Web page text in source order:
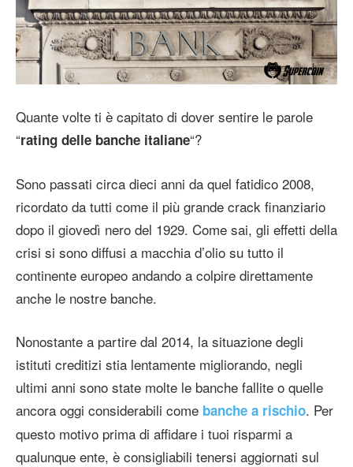
Quante volte ti è capitato di dover sentire le parole
“rating delle banche italiane“?
Sono passati circa dieci anni da quel fatidico 2008,
ricordato da tutti come il più grande crack finanziario
dopo il giovedì nero del 1929. Come sai, gli effetti della
crisi si sono diffusi a macchia d’olio su tutto il
continente europeo andando a colpire direttamente
anche le nostre banche.
Nonostante a partire dal 2014, la situazione degli
istituti creditizi stia lentamente migliorando, negli
ultimi anni sono state molte le banche fallite o quelle
ancora oggi considerabili come banche a rischio. Per
questo motivo prima di affidare i tuoi risparmi a
qualunque ente, è consigliabili tenersi aggiornati sul